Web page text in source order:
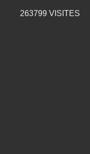
263799 VISITES